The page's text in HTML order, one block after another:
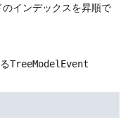
インデックスを昇順で
TreeModelEvent